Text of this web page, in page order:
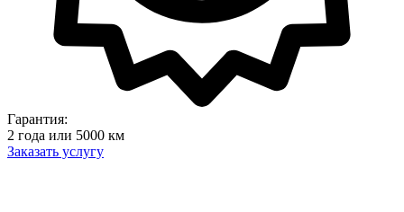
Гарантия:
2 года или 5000 км
Заказать услугу